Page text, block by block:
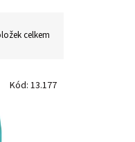
celkem
Kód: 13.177